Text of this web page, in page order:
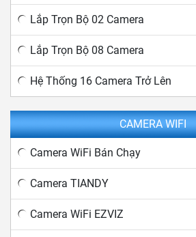
Lắp Trọn Bộ 02 Camera
Lắp Trọn Bộ 08 Camera
Hệ Thống 16 Camera Trở Lên
CAMERA WIFI
Camera WiFi Bán Chạy
Camera TIANDY
Camera WiFi EZVIZ